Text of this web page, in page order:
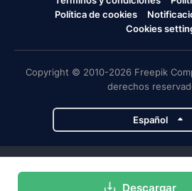
Descargar
Política de cookies
Cookies
Copyright © 2010-2026 Freepik
derechos
Español